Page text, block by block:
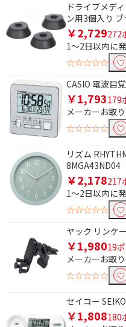
ドライブメデ
ン用3個入り
￥2,729272
1～2日以内に
☆☆☆☆☆
CASIO 電波目
￥1,793179
メーカーお取
☆☆☆☆☆
リズム
8MGA43ND04
￥2,178217
1～2日以内に
☆☆☆☆☆
ヤック リンケ
￥1,98019
メーカーお取
☆☆☆☆☆
セイコー
￥1,808180